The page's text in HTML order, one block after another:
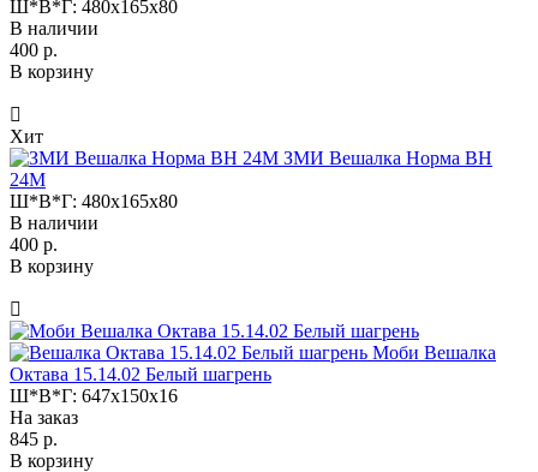
Ш*В*Г: 480x165x80
В наличии
400 р.
В корзину
Хит
ЗМИ Вешалка Норма ВН
24М
Ш*В*Г: 480x165x80
В наличии
400 р.
В корзину
Моби Вешалка
Октава 15.14.02 Белый шагрень
Ш*В*Г: 647x150x16
На заказ
845 р.
В корзину